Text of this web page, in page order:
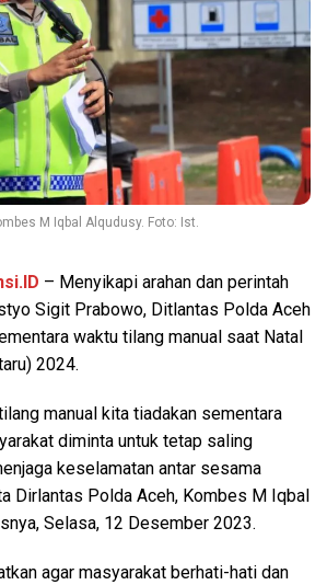
M Iqbal Alqudusy. Foto: Ist.
– Menyikapi arahan dan perintah
Sigit Prabowo, Ditlantas Polda Aceh
waktu tilang manual saat Natal
2024.
manual kita tiadakan sementara
diminta untuk tetap saling
keselamatan antar sesama
Dirlantas Polda Aceh, Kombes M Iqbal
Selasa, 12 Desember 2023.
agar masyarakat berhati-hati dan